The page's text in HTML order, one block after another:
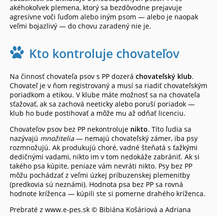
akéhokoľvek plemena, ktorý sa bezdôvodne prejavuje
agresívne voči ľuďom alebo iným psom — alebo je naopak
veľmi bojazlivý — do chovu zaradený nie je.
Kto kontroluje chovateľov
Na činnosť chovateľa psov s PP dozerá chovateľský klub.
Chovateľ je v ňom registrovaný a musí sa riadiť chovateľským
poriadkom a etikou. V klube máte možnosť sa na chovateľa
sťažovať, ak sa zachová neeticky alebo poruší poriadok —
klub ho bude postihovať a môže mu až odňať licenciu.
Chovateľov psov bez PP nekontroluje nikto. Títo ľudia sa
nazývajú množitelia — nemajú chovateľský zámer, iba psy
rozmnožujú. Ak produkujú choré, vadné šteňatá s ťažkými
dedičnými vadami, nikto im v tom nedokáže zabrániť. Ak si
takého psa kúpite, peniaze vám nevráti nikto. Psy bez PP
môžu pochádzať z veľmi úzkej príbuzenskej plemenitby
(predkovia sú neznámi). Hodnota psa bez PP sa rovná
hodnote kríženca — kúpili ste si pomerne drahého kríženca.
Prebraté z www.e-pes.sk © Bibiána Košáriová a Adriana